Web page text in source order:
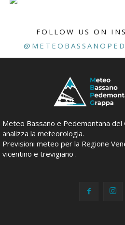
FOLLOW US ON
Meteo Bassano e Pedemontana del
analizza la meteorologia.
Previsioni meteo per la Regione
vicentino e trevigiano .